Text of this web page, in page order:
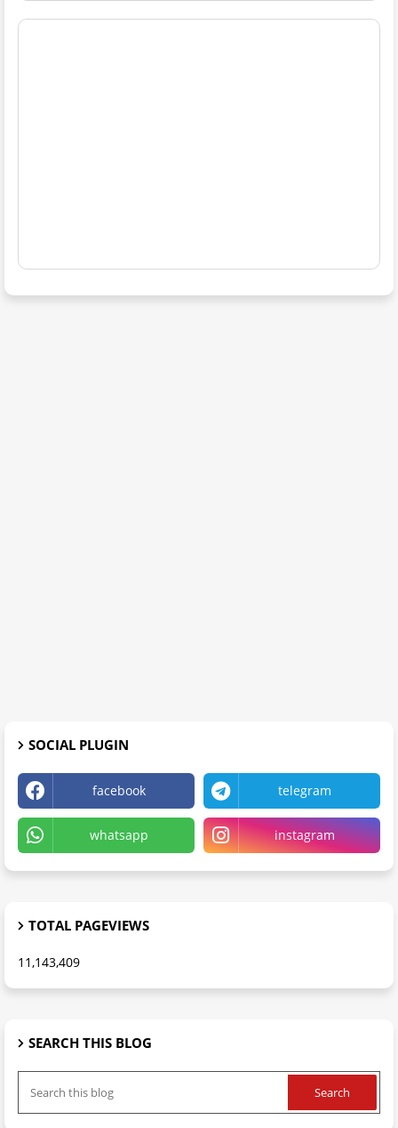
SOCIAL PLUGIN
facebook telegram
whatsapp instagram
TOTAL PAGEVIEWS
11,143,409
SEARCH THIS BLOG